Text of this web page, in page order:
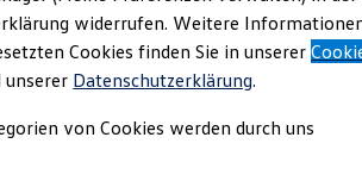
Marktplatz
und Gebrauchtwagen
Zertifizierte Gebrauchtwagen
widerrufen. Weitere
Cookies finden Sie in unserer
unserer Datenschutzerklärung.
von Cookies werden durch uns